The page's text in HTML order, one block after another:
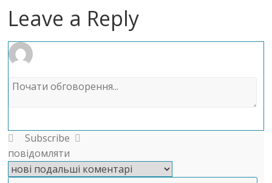
Leave a Reply
Subscribe
повідомляти